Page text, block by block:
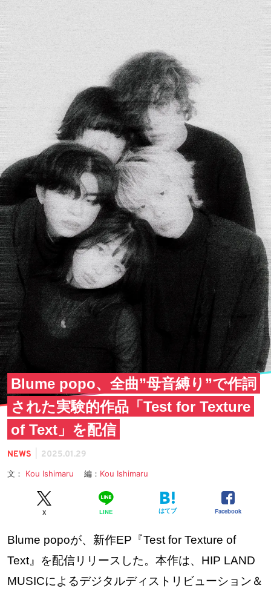
Blume popo、全曲”母音縛り”で作詞
された実験的作品「Test for Texture
of Text」を配信
NEWS 2025.01.29
文： Kou Ishimaru 編： Kou Ishimaru
X LINE はてブ Facebook
Blume popoが、新作EP『Test for Texture of
Text』を配信リリースした。本作は、HIP LAND
MUSICによるデジタルディストリビューション＆